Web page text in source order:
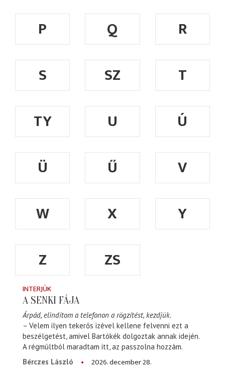
P Q
R
S
SZ
T
TY
U
Ú
Ü
Ű
V
W
X
Y
Z
ZS
INTERJÚK
A SENKI FÁJA
Árpád, elindítom a telefonon a rögzítést, kezdjük.
– Velem ilyen tekerős izével kellene felvenni ezt a
beszélgetést, amivel Bartókék dolgoztak annak idején.
A régmúltból maradtam itt, az passzolna hozzám.
Bérczes László
2026. december 28.